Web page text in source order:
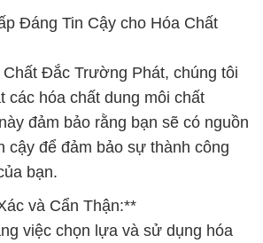
Đáng Tin Cậy cho Hóa Chất
Đắc Trường Phát, chúng tôi
các hóa chất dung môi chất
đảm bảo rằng bạn sẽ có nguồn
cậy để đảm bảo sự thành công
bạn.
và Cẩn Thận:**
việc chọn lựa và sử dụng hóa